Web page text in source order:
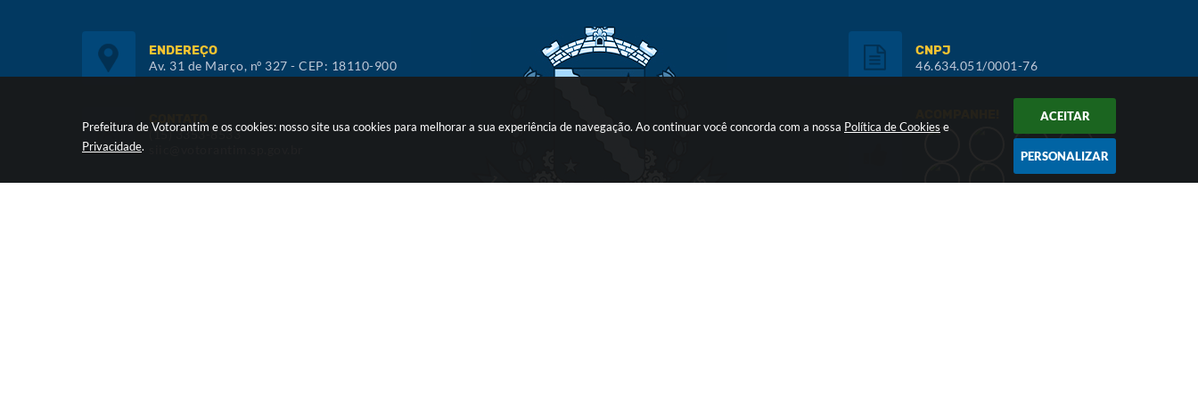
Prefeitura de Votorantim e os cookies: nosso site usa cookies para melhorar a sua experiência de navegação. Ao continuar você concorda com a nossa Política de Cookies e
Privacidade.
ACEITAR
PERSONALIZAR
ENDEREÇO
Av. 31 de Março, nº 327 - CEP: 18110-900
CONTATO
(15) 3353-8533
CNPJ
46.634.051/0001-76